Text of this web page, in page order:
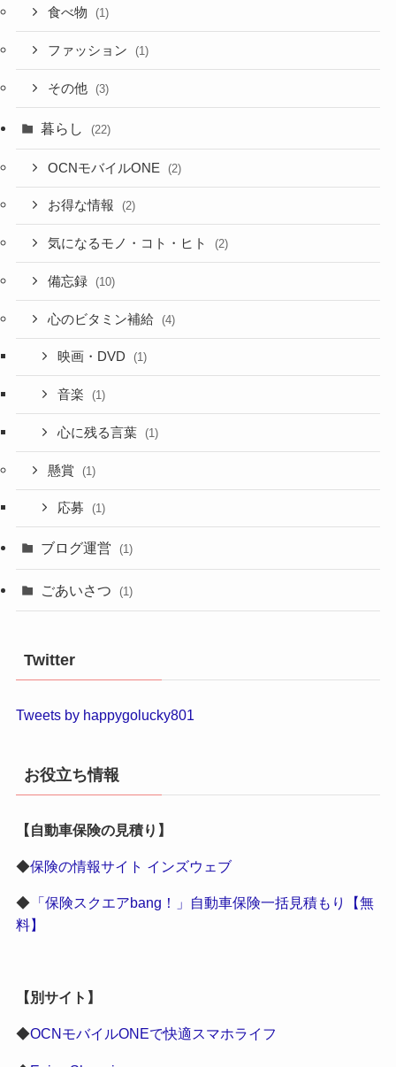
食べ物 (1)
ファッション (1)
その他 (3)
暮らし (22)
OCNモバイルONE (2)
お得な情報 (2)
気になるモノ・コト・ヒト (2)
備忘録 (10)
心のビタミン補給 (4)
映画・DVD (1)
音楽 (1)
心に残る言葉 (1)
懸賞 (1)
応募 (1)
ブログ運営 (1)
ごあいさつ (1)
Twitter
Tweets by happygolucky801
お役立ち情報
【自動車保険の見積り】
◆保険の情報サイト インズウェブ
◆ 「保険スクエアbang！」自動車保険一括見積もり【無
料】
【別サイト】
◆OCNモバイルONEで快適スマホライフ